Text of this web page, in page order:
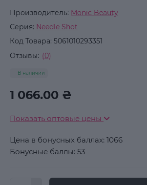
Производитель: Monic Beauty
Серия: Needle Shot
Код Товара: 5061010293351
Отзывы: (0)
В наличии
1 066.00 ₴
Показать оптовые цены
Цена в бонусных баллах: 1066
Бонусные баллы: 53